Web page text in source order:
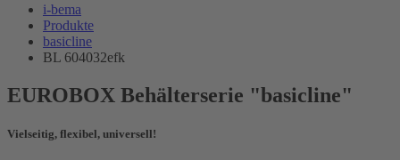
i-bema
Produkte
basicline
BL 604032efk
EUROBOX Behälterserie "basicline"
Vielseitig, flexibel, universell!